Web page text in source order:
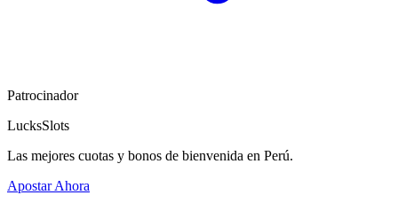
Patrocinador
LucksSlots
Las mejores cuotas y bonos de bienvenida en Perú.
Apostar Ahora